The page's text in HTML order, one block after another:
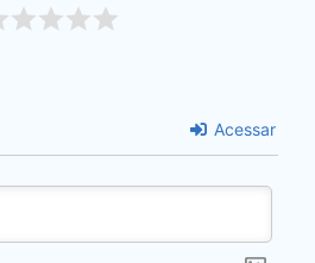
Acessar